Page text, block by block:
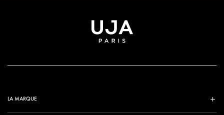
LA MARQUE